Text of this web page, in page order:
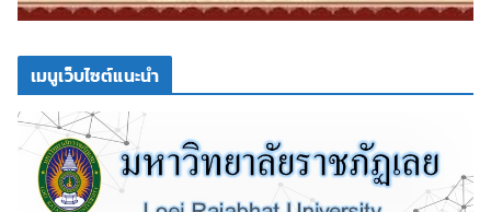
เมนูเว็บไซต์แนะนำ